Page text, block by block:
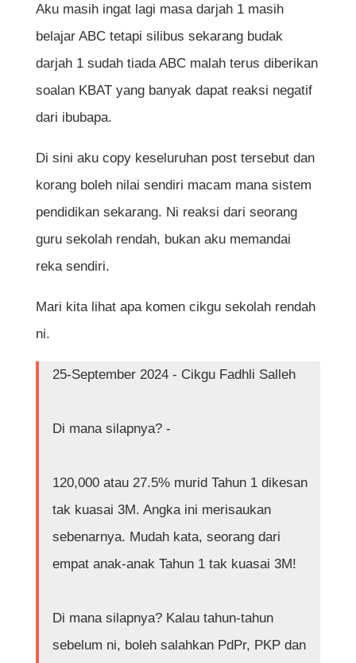
Aku masih ingat lagi masa darjah 1 masih
belajar ABC tetapi silibus sekarang budak
darjah 1 sudah tiada ABC malah terus diberikan
soalan KBAT yang banyak dapat reaksi negatif
dari ibubapa.
Di sini aku copy keseluruhan post tersebut dan
korang boleh nilai sendiri macam mana sistem
pendidikan sekarang. Ni reaksi dari seorang
guru sekolah rendah, bukan aku memandai
reka sendiri.
Mari kita lihat apa komen cikgu sekolah rendah
ni.
25-September 2024 - Cikgu Fadhli Salleh
Di mana silapnya? -
120,000 atau 27.5% murid Tahun 1 dikesan
tak kuasai 3M. Angka ini merisaukan
sebenarnya. Mudah kata, seorang dari
empat anak-anak Tahun 1 tak kuasai 3M!
Di mana silapnya? Kalau tahun-tahun
sebelum ni, boleh salahkan PdPr, PKP dan